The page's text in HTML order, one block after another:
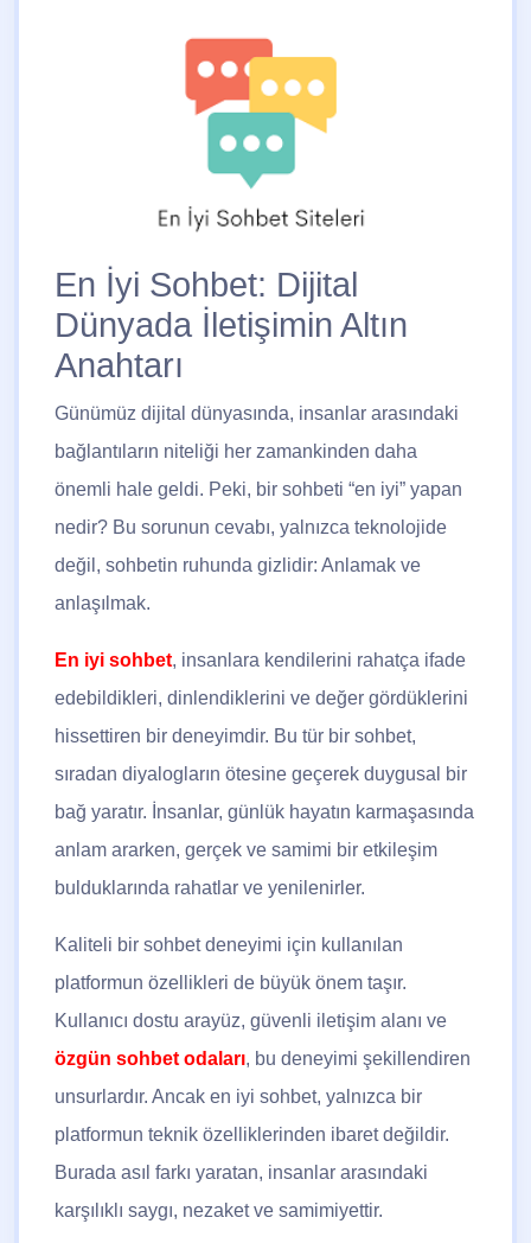
En İyi Sohbet: Dijital
Dünyada İletişimin Altın
Anahtarı
Günümüz dijital dünyasında, insanlar arasındaki
bağlantıların niteliği her zamankinden daha
önemli hale geldi. Peki, bir sohbeti “en iyi” yapan
nedir? Bu sorunun cevabı, yalnızca teknolojide
değil, sohbetin ruhunda gizlidir: Anlamak ve
anlaşılmak.
En iyi sohbet, insanlara kendilerini rahatça ifade
edebildikleri, dinlendiklerini ve değer gördüklerini
hissettiren bir deneyimdir. Bu tür bir sohbet,
sıradan diyalogların ötesine geçerek duygusal bir
bağ yaratır. İnsanlar, günlük hayatın karmaşasında
anlam ararken, gerçek ve samimi bir etkileşim
bulduklarında rahatlar ve yenilenirler.
Kaliteli bir sohbet deneyimi için kullanılan
platformun özellikleri de büyük önem taşır.
Kullanıcı dostu arayüz, güvenli iletişim alanı ve
özgün sohbet odaları, bu deneyimi şekillendiren
unsurlardır. Ancak en iyi sohbet, yalnızca bir
platformun teknik özelliklerinden ibaret değildir.
Burada asıl farkı yaratan, insanlar arasındaki
karşılıklı saygı, nezaket ve samimiyettir.